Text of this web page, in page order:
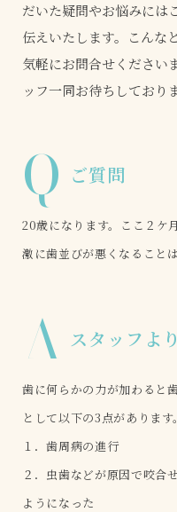
だいた疑問やお悩みには
伝えいたします。こんな
気軽にお問合せください
ッフ一同お待ちしておりま
Q ご質問
20歳になります。ここ２ケ
激に歯並びが悪くなること
A スタッフより
歯に何らかの力が加わると
として以下の3点があります。
１．歯周病の進行
２．虫歯などが原因で咬合
ようになった